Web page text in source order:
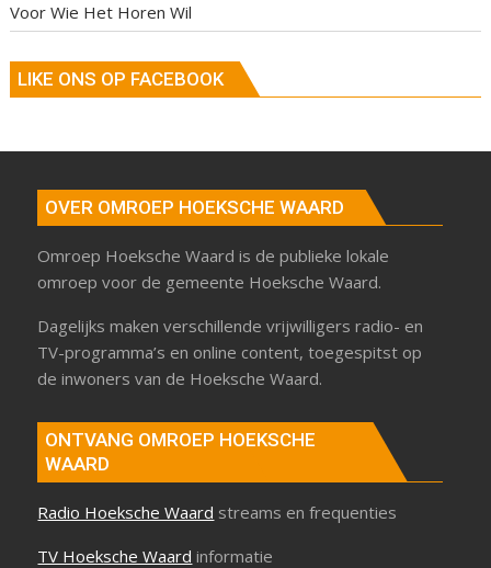
Voor Wie Het Horen Wil
LIKE ONS OP FACEBOOK
OVER OMROEP HOEKSCHE WAARD
Omroep Hoeksche Waard is de publieke lokale
omroep voor de gemeente Hoeksche Waard.
Dagelijks maken verschillende vrijwilligers radio- en
TV-programma’s en online content, toegespitst op
de inwoners van de Hoeksche Waard.
ONTVANG OMROEP HOEKSCHE
WAARD
Radio Hoeksche Waard streams en frequenties
TV Hoeksche Waard informatie